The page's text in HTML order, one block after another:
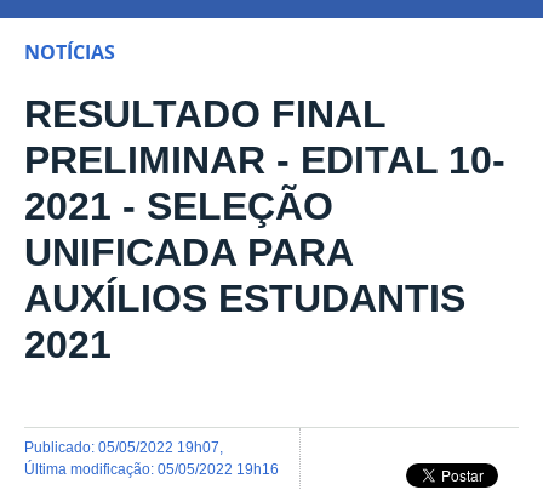
NOTÍCIAS
RESULTADO FINAL
PRELIMINAR - EDITAL 10-
2021 - SELEÇÃO
UNIFICADA PARA
AUXÍLIOS ESTUDANTIS
2021
publicado: 05/05/2022 19h07
última modificação: 05/05/2022 19h16